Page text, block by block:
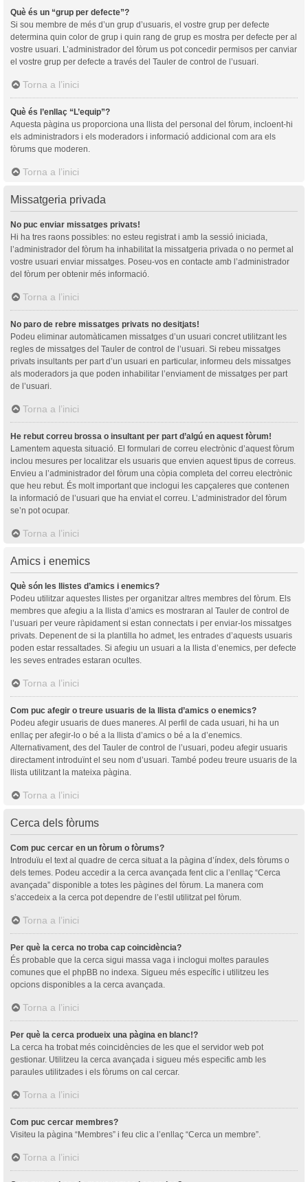
Què és un “grup per defecte”?
Si sou membre de més d’un grup d’usuaris, el vostre grup per defecte
determina quin color de grup i quin rang de grup es mostra per defecte per al
vostre usuari. L’administrador del fòrum us pot concedir permisos per canviar
el vostre grup per defecte a través del Tauler de control de l’usuari.
Torna a l’inici
Què és l’enllaç “L’equip”?
Aquesta pàgina us proporciona una llista del personal del fòrum, incloent-hi
els administradors i els moderadors i informació addicional com ara els
fòrums que moderen.
Torna a l’inici
Missatgeria privada
No puc enviar missatges privats!
Hi ha tres raons possibles: no esteu registrat i amb la sessió iniciada,
l’administrador del fòrum ha inhabilitat la missatgeria privada o no permet al
vostre usuari enviar missatges. Poseu-vos en contacte amb l’administrador
del fòrum per obtenir més informació.
Torna a l’inici
No paro de rebre missatges privats no desitjats!
Podeu eliminar automàticamen missatges d’un usuari concret utilitzant les
regles de missatges del Tauler de control de l’usuari. Si rebeu missatges
privats insultants per part d’un usuari en particular, informeu dels missatges
als moderadors ja que poden inhabilitar l’enviament de missatges per part
de l’usuari.
Torna a l’inici
He rebut correu brossa o insultant per part d’algú en aquest fòrum!
Lamentem aquesta situació. El formulari de correu electrònic d’aquest fòrum
inclou mesures per localitzar els usuaris que envien aquest tipus de correus.
Envieu a l’administrador del fòrum una còpia completa del correu electrònic
que heu rebut. És molt important que inclogui les capçaleres que contenen
la informació de l’usuari que ha enviat el correu. L’administrador del fòrum
se’n pot ocupar.
Torna a l’inici
Amics i enemics
Què són les llistes d’amics i enemics?
Podeu utilitzar aquestes llistes per organitzar altres membres del fòrum. Els
membres que afegiu a la llista d’amics es mostraran al Tauler de control de
l’usuari per veure ràpidament si estan connectats i per enviar-los missatges
privats. Depenent de si la plantilla ho admet, les entrades d’aquests usuaris
poden estar ressaltades. Si afegiu un usuari a la llista d’enemics, per defecte
les seves entrades estaran ocultes.
Torna a l’inici
Com puc afegir o treure usuaris de la llista d’amics o enemics?
Podeu afegir usuaris de dues maneres. Al perfil de cada usuari, hi ha un
enllaç per afegir-lo o bé a la llista d’amics o bé a la d’enemics.
Alternativament, des del Tauler de control de l’usuari, podeu afegir usuaris
directament introduïnt el seu nom d’usuari. També podeu treure usuaris de la
llista utilitzant la mateixa pàgina.
Torna a l’inici
Cerca dels fòrums
Com puc cercar en un fòrum o fòrums?
Introduïu el text al quadre de cerca situat a la pàgina d’índex, dels fòrums o
dels temes. Podeu accedir a la cerca avançada fent clic a l’enllaç “Cerca
avançada” disponible a totes les pàgines del fòrum. La manera com
s’accedeix a la cerca pot dependre de l’estil utilitzat pel fòrum.
Torna a l’inici
Per què la cerca no troba cap coincidència?
És probable que la cerca sigui massa vaga i inclogui moltes paraules
comunes que el phpBB no indexa. Sigueu més específic i utilitzeu les
opcions disponibles a la cerca avançada.
Torna a l’inici
Per què la cerca produeix una pàgina en blanc!?
La cerca ha trobat més coincidències de les que el servidor web pot
gestionar. Utilitzeu la cerca avançada i sigueu més especific amb les
paraules utilitzades i els fòrums on cal cercar.
Torna a l’inici
Com puc cercar membres?
Visiteu la pàgina “Membres” i feu clic a l’enllaç “Cerca un membre”.
Torna a l’inici